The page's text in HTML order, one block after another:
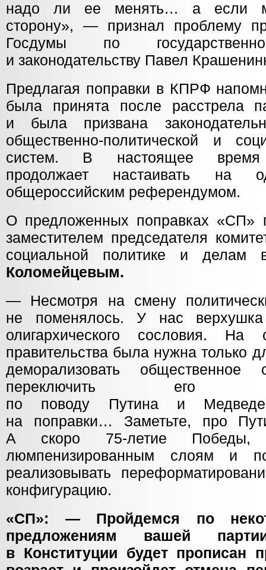
надо ли ее менять… а если
сторону», — признал проблему
Госдумы по
и законодательству Павел
Предлагая поправки в КПРФ
была принята после расстрела
и была призвана
общественно-политической и
систем. В настоящее время
продолжает настаивать на
общероссийским референдумом.
О предложенных поправках «СП»
заместителем председателя
социальной политике и делам
Коломейцевым.
— Несмотря на смену
не поменялось. У нас
олигархического сословия.
правительства была нужна только
деморализовать
переключить его
по поводу Путина и
на поправки… Заметьте, про
А скоро 75-летие Победы,
люмпенизированным слоям и
реализовывать
конфигурацию.
«СП»: — Пройдемся по
предложениям вашей
в Конституции будет прописан